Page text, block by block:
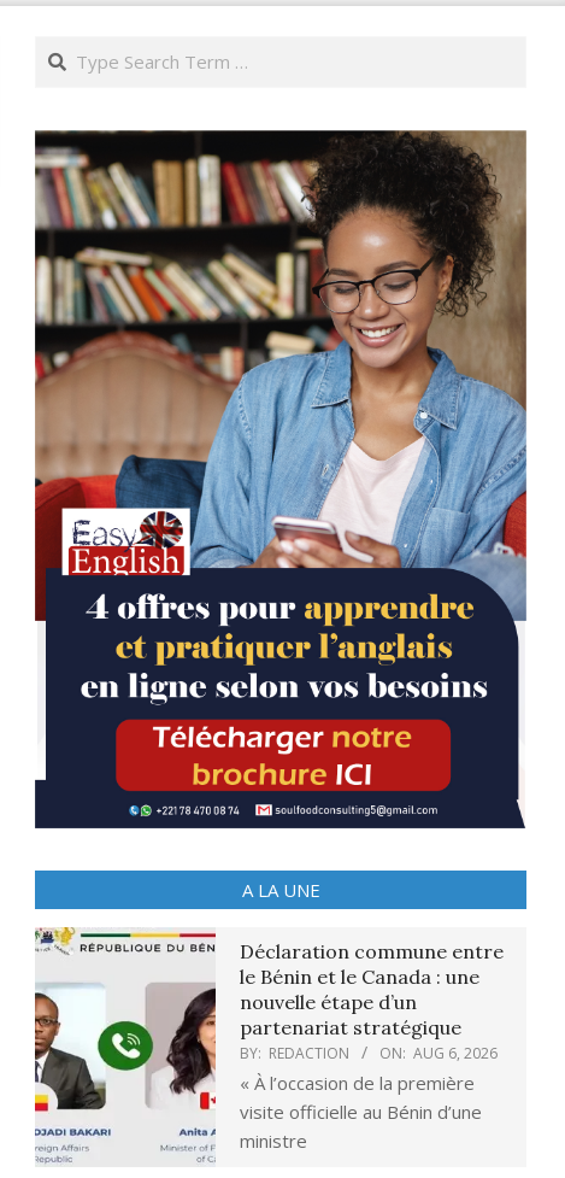
Search
A LA UNE
Déclaration commune entre
le Bénin et le Canada : une
nouvelle étape d’un
partenariat stratégique
BY: REDACTION ON: AUG 6, 2026
« À l’occasion de la première
visite officielle au Bénin d’une
ministre